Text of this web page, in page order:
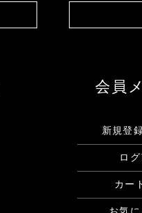
会員
新規登
ロ
カー